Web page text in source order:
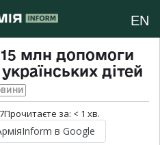
EN
млн допомоги
дітей
Прочитаєте за: < 1 хв.
в Google